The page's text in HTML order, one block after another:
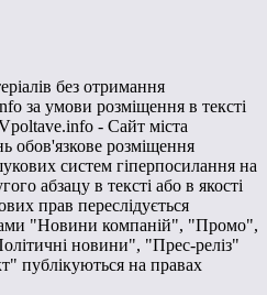
без отримання
за умови розміщення в тексті
- Сайт міста
обов'язкове розміщення
систем гіперпосилання на
абзацу в тексті або в якості
прав переслідується
"Новини компаній", "Промо",
новини", "Прес-реліз"
публікуються на правах